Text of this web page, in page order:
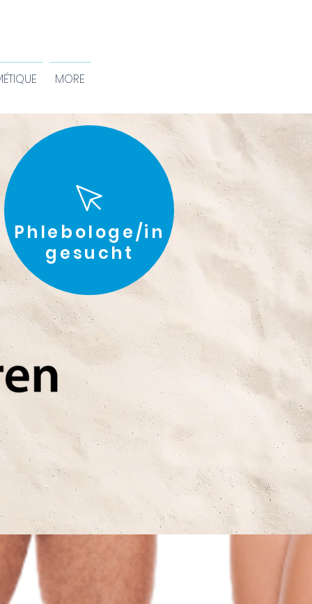
MORE
Phlebologe/in
gesucht